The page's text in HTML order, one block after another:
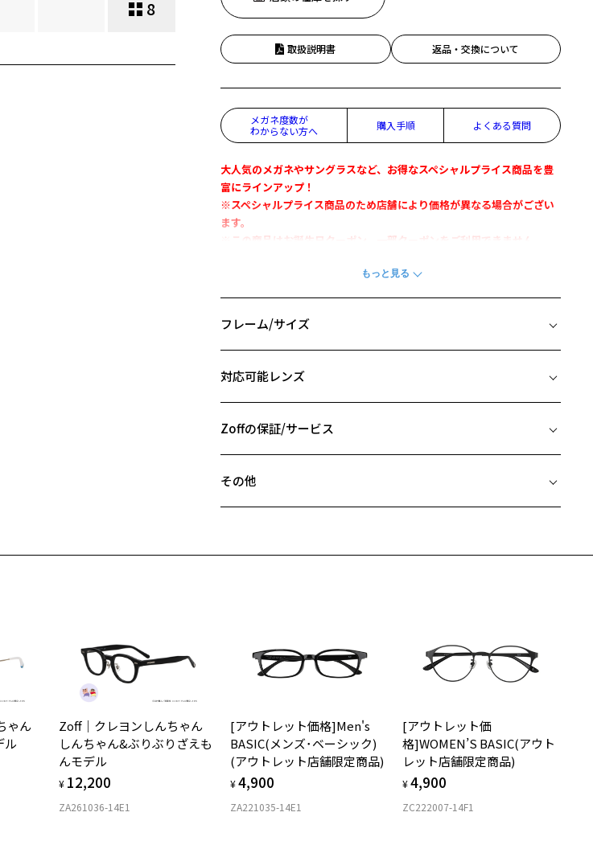
8
取扱説明書 返品・交換について
メガネ度数が
わからない方へ
購入手順 よくある質問
大人気のメガネやサングラスなど、お得なスペシャルプライス商品を豊
富にラインアップ！
※スペシャルプライス商品のため店舗により価格が異なる場合がござい
ます。
※この商品はお誕生日クーポン、一部クーポンをご利用できません。
・微調整可能なアームタイプで快適なかけ心地。
SMARTシリーズ。
角を抑えたすっきりとしたスクエアデザインで顔なじみが良く違和感な
フレーム自体が細く、顔の印象をあまり変えずご使用いただけるので男
女問わず似合うデザインです。
※柄や色味の出方に個体差があり、画像と異なる場合がございます。
フレーム/サイズ
B ブリッジ(鼻部分)の横幅：16mm
お持ちのZoffメガネサイズを確認するには？
仕上がり寸法
D 仕上がりの横幅：約136mm
E 仕上がりの縦幅：約33mm
対応可能レンズ
フレームとレンズの合計料金を知りたい方へ
Zoffの保証/サービス
安心2 視力測定無料
安心3 かかり具合調整無料
フレームの歪みやかかり具合の調整・クリーニングは、全国の
Zoff店舗にていつでも対応いたします。
その他
＜メガネの度数情報がわからない方へ＞
ご購入時に「レンズ交換券」をお選びいただくと、実店舗で度数を測定
のうえ、
度付きレンズ（標準セットレンズ）へ無料交換いただけます。
詳しくはこちら
実店舗で度数を測定いただけます
ゃん
ル
Zoff｜クレヨンしんちゃん
しんちゃん&ぶりぶりざえも
んモデル
¥ 12,200
ZA261036-14E1
[アウトレット価格]Men's
BASIC(メンズ･ベーシック)
(アウトレット店舗限定商品)
¥4,900
ZA221035-14E1
[アウトレット価
格]WOMEN’S BASIC(アウト
レット店舗限定商品)
¥4,900
ZC222007-14F1